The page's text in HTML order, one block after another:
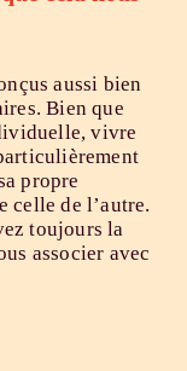
aussi bien
Bien que
vivre
propre
celle de l’autre.
toujours la
associer avec